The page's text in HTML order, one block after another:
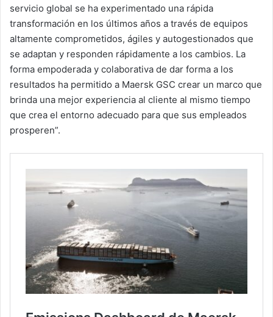
servicio global se ha experimentado una rápida
transformación en los últimos años a través de equipos
altamente comprometidos, ágiles y autogestionados que
se adaptan y responden rápidamente a los cambios. La
forma empoderada y colaborativa de dar forma a los
resultados ha permitido a Maersk GSC crear un marco que
brinda una mejor experiencia al cliente al mismo tiempo
que crea el entorno adecuado para que sus empleados
prosperen”.